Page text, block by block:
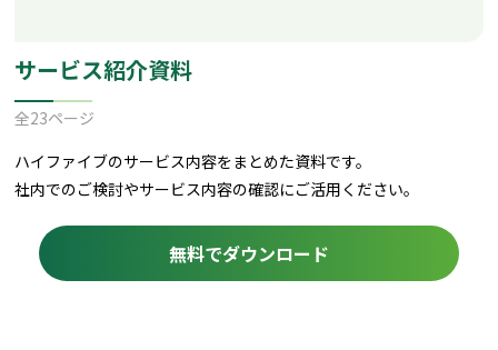
サービス紹介資料
全23ページ
ハイファイブのサービス内容をまとめた資料です。
社内でのご検討やサービス内容の確認にご活用ください。
無料でダウンロード